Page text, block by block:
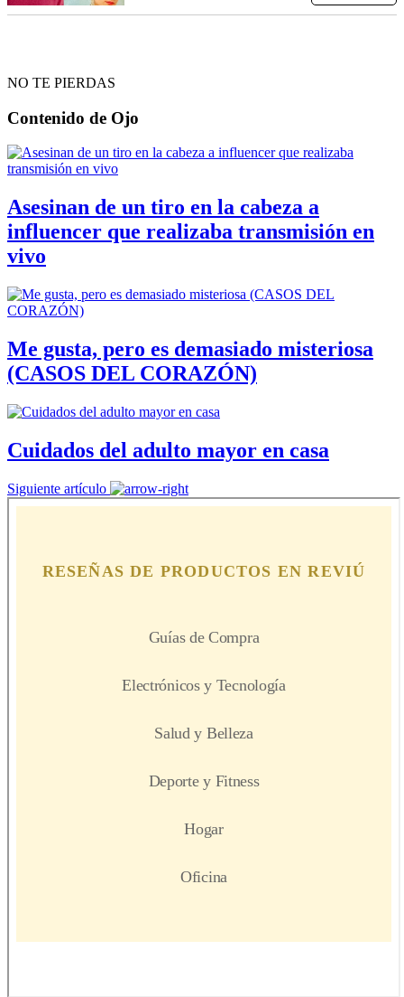
NO TE PIERDAS
Contenido de Ojo
Asesinan de un tiro en la cabeza a
influencer que realizaba transmisión en
vivo
Me gusta, pero es demasiado misteriosa
(CASOS DEL CORAZÓN)
Cuidados del adulto mayor en casa
Siguiente artículo